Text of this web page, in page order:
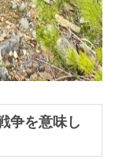
争を意味し